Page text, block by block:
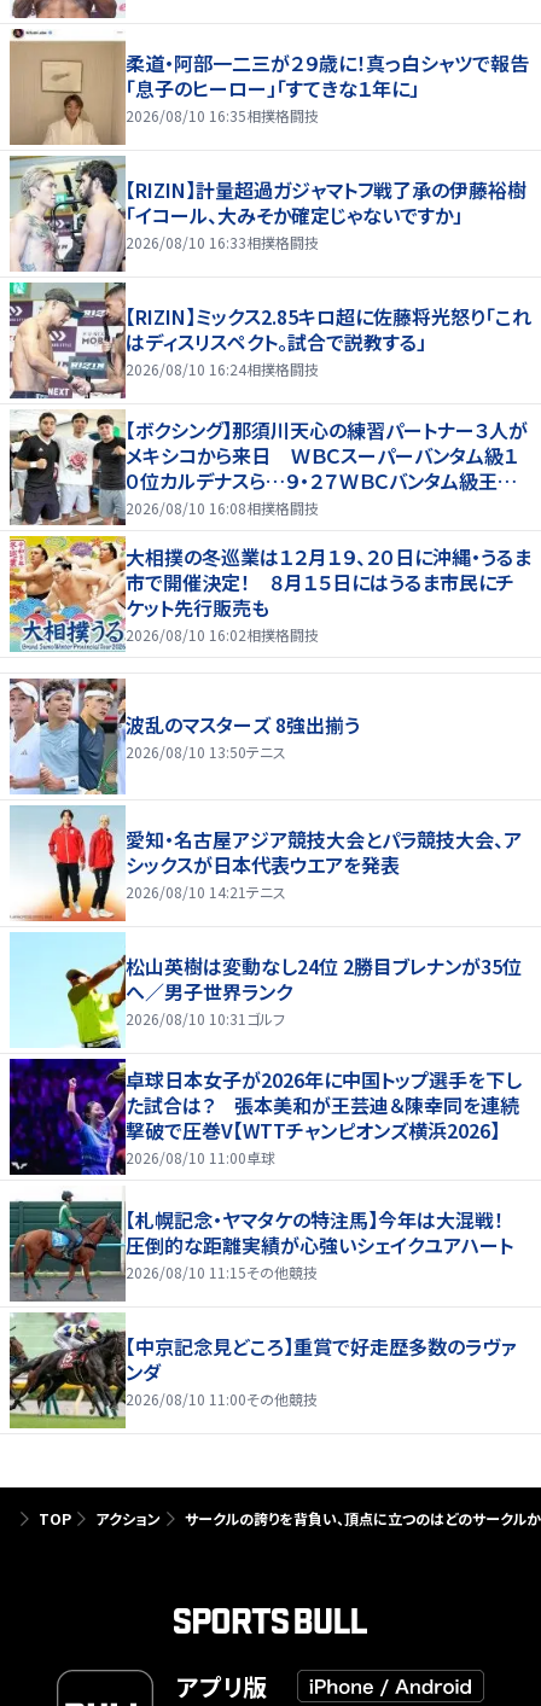
柔道・阿部一二三が２９歳に！真っ白シャツで報告
「息子のヒーロー」「すてきな１年に」
2026/08/10 16:35相撲格闘技
【RIZIN】計量超過ガジャマトフ戦了承の伊藤裕樹
「イコール、大みそか確定じゃないですか」
2026/08/10 16:33相撲格闘技
【RIZIN】ミックス2.85キロ超に佐藤将光怒り「これ
はディスリスペクト。試合で説教する」
2026/08/10 16:24相撲格闘技
【ボクシング】那須川天心の練習パートナー３人が
メキシコから来日 ＷＢＣスーパーバンタム級１
０位カルデナスら…９・２７ＷＢＣバンタム級王者・
井上拓真と再戦
2026/08/10 16:08相撲格闘技
大相撲の冬巡業は１２月１９、２０日に沖縄・うるま
市で開催決定！ ８月１５日にはうるま市民にチ
ケット先行販売も
2026/08/10 16:02相撲格闘技
波乱のマスターズ 8強出揃う
2026/08/10 13:50テニス
愛知・名古屋アジア競技大会とパラ競技大会、ア
シックスが日本代表ウエアを発表
2026/08/10 14:21テニス
松山英樹は変動なし24位 2勝目ブレナンが35位
へ／男子世界ランク
2026/08/10 10:31 ゴルフ
卓球日本女子が2026年に中国トップ選手を下し
た試合は？ 張本美和が王芸迪＆陳幸同を連続
撃破で圧巻V【WTTチャンピオンズ横浜2026】
2026/08/10 11:00卓球
【札幌記念・ヤマタケの特注馬】今年は大混戦！
圧倒的な距離実績が心強いシェイクユアハート
2026/08/10 11:15その他競技
【中京記念見どころ】重賞で好走歴多数のラヴァ
ンダ
2026/08/10 11:00その他競技
TOP アクション サークルの誇りを背負い、頂点に立つのはどのサークル
アプリ版